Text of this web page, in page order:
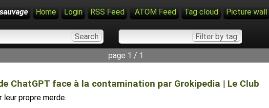
Home Login RSS Feed ATOM Feed Tag cloud Picture wall
page 1 / 1
ChatGPT face à la contamination par Grokipedia | Le Club
propre merde.